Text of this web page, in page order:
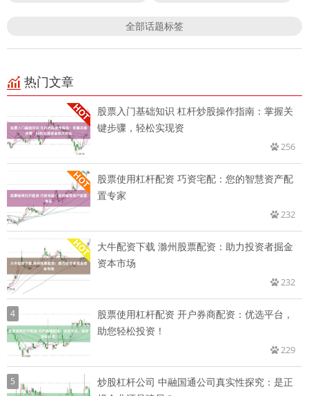
全部话题标签
热门文章
股票入门基础知识 杠杆炒股操作指南：掌握关
键步骤，轻松实现资
256
股票使用杠杆配资 巧资宅配：您的智慧资产配
置专家
232
大牛配资下载 滁州股票配资：助力投资者掘金
资本市场
232
4
股票使用杠杆配资 开户券商配资：优选平台，
助您轻松投资！
229
5
炒股杠杆公司 中融国通公司真实性探究：是正